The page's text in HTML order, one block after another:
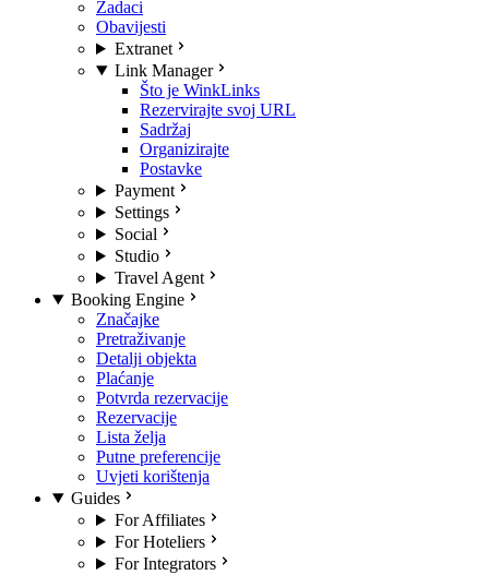
Zadaci
Obavijesti
Extranet
Link Manager
Što je WinkLinks
Rezervirajte svoj URL
Sadržaj
Organizirajte
Postavke
Payment
Settings
Social
Studio
Travel Agent
Booking Engine
Značajke
Pretraživanje
Detalji objekta
Plaćanje
Potvrda rezervacije
Rezervacije
Lista želja
Putne preferencije
Uvjeti korištenja
Guides
For Affiliates
For Hoteliers
For Integrators